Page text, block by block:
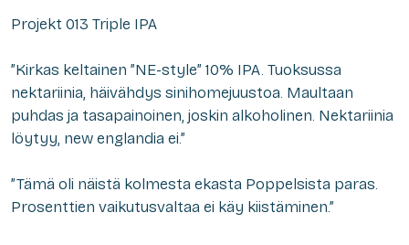
Projekt 013 Triple IPA
”Kirkas keltainen ”NE-style” 10% IPA. Tuoksussa
nektariinia, häivähdys sinihomejuustoa. Maultaan
puhdas ja tasapainoinen, joskin alkoholinen. Nektariinia
löytyy, new englandia ei.”
”Tämä oli näistä kolmesta ekasta Poppelsista paras.
Prosenttien vaikutusvaltaa ei käy kiistäminen.”